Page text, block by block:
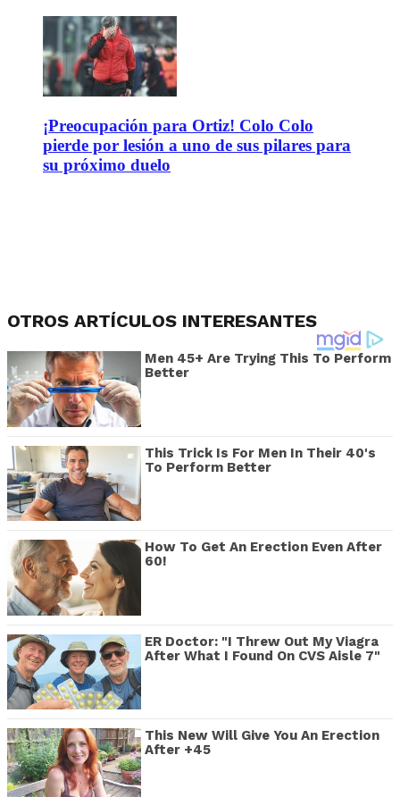
¡Preocupación para Ortiz! Colo Colo
pierde por lesión a uno de sus pilares para
su próximo duelo
OTROS ARTÍCULOS INTERESANTES
Men 45+ Are Trying This To Perform
Better
This Trick Is For Men In Their 40's
To Perform Better
How To Get An Erection Even After
60!
ER Doctor: "I Threw Out My Viagra
After What I Found On CVS Aisle 7"
This New Will Give You An Erection
After +45